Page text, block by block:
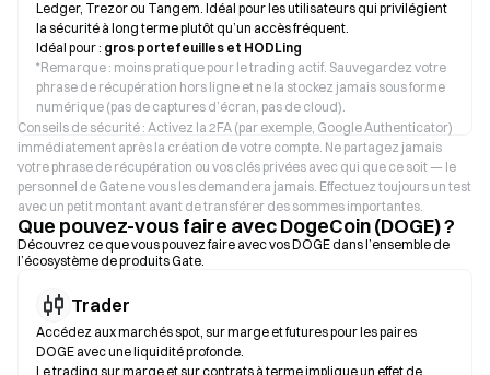
Ledger, Trezor ou Tangem. Idéal pour les utilisateurs qui privilégient
la sécurité à long terme plutôt qu’un accès fréquent.
Idéal pour : gros portefeuilles et HODLing
*Remarque : moins pratique pour le trading actif. Sauvegardez votre
phrase de récupération hors ligne et ne la stockez jamais sous forme
numérique (pas de captures d’écran, pas de cloud).
Conseils de sécurité : Activez la 2FA (par exemple, Google Authenticator)
immédiatement après la création de votre compte. Ne partagez jamais
votre phrase de récupération ou vos clés privées avec qui que ce soit — le
personnel de Gate ne vous les demandera jamais. Effectuez toujours un test
avec un petit montant avant de transférer des sommes importantes.
Que pouvez-vous faire avec DogeCoin (DOGE) ?
Découvrez ce que vous pouvez faire avec vos DOGE dans l’ensemble de
l’écosystème de produits Gate.
Trader
Accédez aux marchés spot, sur marge et futures pour les paires
DOGE avec une liquidité profonde.
Le trading sur marge et sur contrats à terme implique un effet de